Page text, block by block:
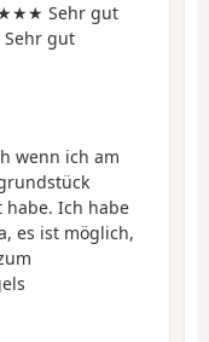
Sehr gut
gut
wenn ich am
habe. Ich habe
es ist möglich,